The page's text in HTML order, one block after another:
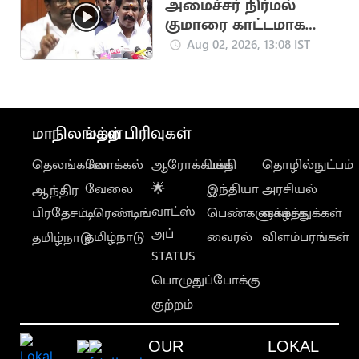
அமைச்சர் நிர்மல்
குமாரை காட்டமாக
விமர்சித்த திமுக
Aug 02, 2026, 13:08 IST
மாநிலங்கள்
தெலங்கானா
ஆந்திர
பிரதேசம்
தமிழ்நாடு
மற்ற பிரிவுகள்
லோக்கல்
வேலை
டிரெண்டிங்
தமிழ்நாடு
ஆரோக்கியம்
🌟
வாட்ஸ்
அப்
STATUS
பொழுதுப்போக்கு
குற்றம்
பக்தி
இந்தியா
பெண்களுக்காக
வைரல்
தொழில்நுட்பம்
அரசியல்
வாழ்த்துக்கள்
விளம்பரங்கள்
OUR LOKAL